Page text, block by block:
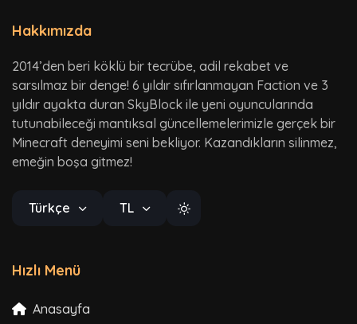
Hakkımızda
2014’den beri köklü bir tecrübe, adil rekabet ve
sarsılmaz bir denge! 6 yıldır sıfırlanmayan Faction ve 3
yıldır ayakta duran SkyBlock ile yeni oyuncularında
tutunabileceği mantıksal güncellemelerimizle gerçek bir
Minecraft deneyimi seni bekliyor. Kazandıkların silinmez,
emeğin boşa gitmez!
Türkçe TL
Hızlı Menü
Anasayfa